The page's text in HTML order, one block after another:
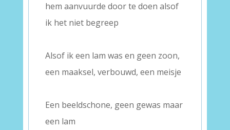
hem aanvuurde door te doen alsof
ik het niet begreep
Alsof ik een lam was en geen zoon,
een maaksel, verbouwd, een meisje
Een beeldschone, geen gewas maar
een lam